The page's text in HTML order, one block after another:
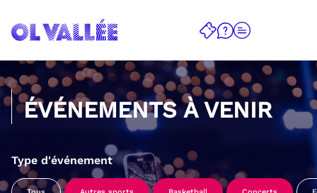
ÉVÉNEMENTS À VENIR
Type d'événement